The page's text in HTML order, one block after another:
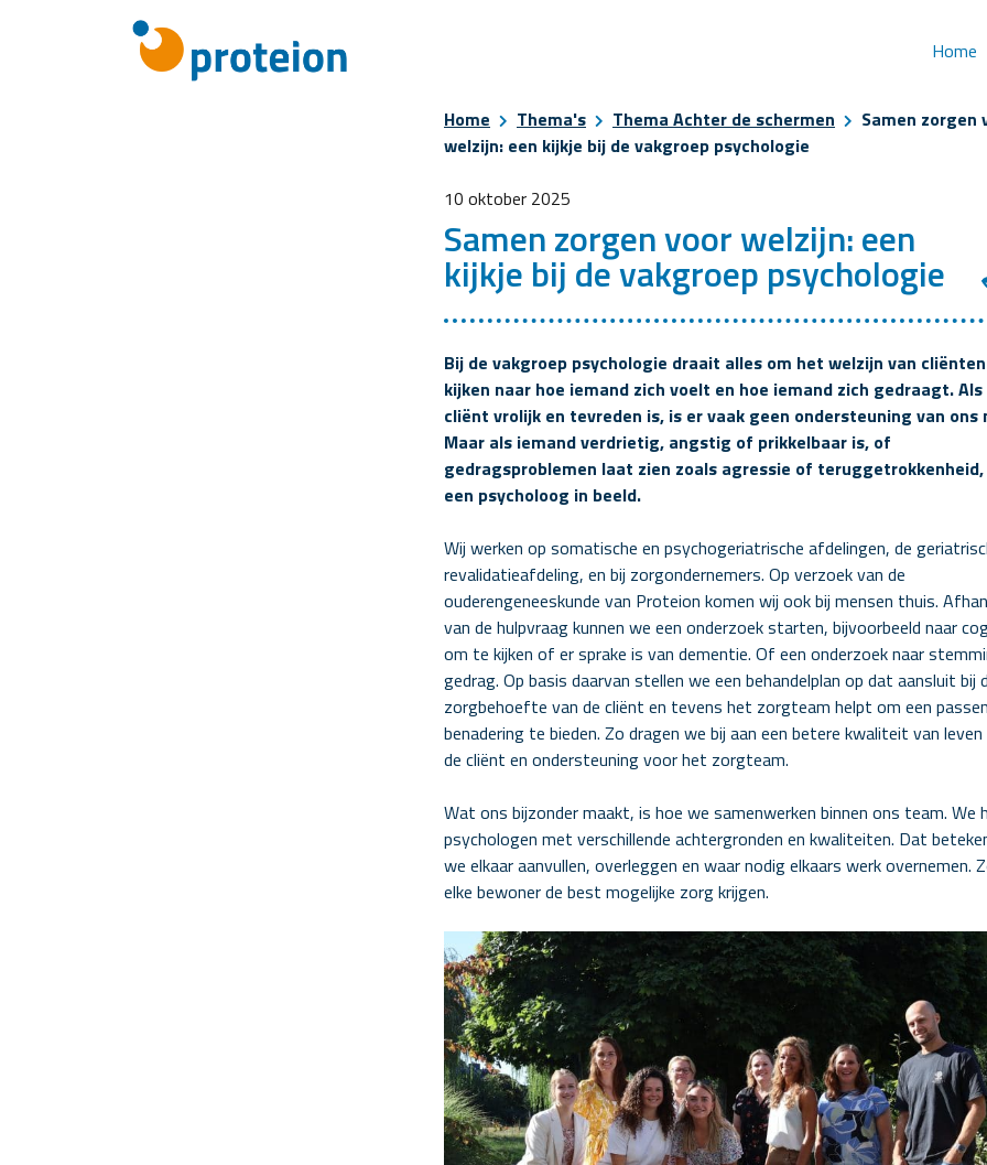
Home
Home Thema's Thema Achter de schermen
Samen zorgen
welzijn: een kijkje bij de vakgroep psychologie
10 oktober 2025
Samen zorgen voor welzijn: een
kijkje bij de vakgroep psychologie
Bij de vakgroep psychologie draait alles om het welzijn van
kijken naar hoe iemand zich voelt en hoe iemand zich gedraagt. Als
cliënt vrolijk en tevreden is, is er vaak geen ondersteuning van ons
Maar als iemand verdrietig, angstig of prikkelbaar is, of
gedragsproblemen laat zien zoals agressie of
een psycholoog in beeld.
Wij werken op somatische en psychogeriatrische afdelingen, de
revalidatieafdeling, en bij zorgondernemers. Op verzoek van de
ouderengeneeskunde van Proteion komen wij ook bij mensen thuis.
van de hulpvraag kunnen we een onderzoek starten, bijvoorbeeld naar
om te kijken of er sprake is van dementie. Of een onderzoek naar
gedrag. Op basis daarvan stellen we een behandelplan op dat aansluit bij
zorgbehoefte van de cliënt en tevens het zorgteam helpt om een
benadering te bieden. Zo dragen we bij aan een betere kwaliteit van
de cliënt en ondersteuning voor het zorgteam.
Wat ons bijzonder maakt, is hoe we samenwerken binnen ons team. We
psychologen met verschillende achtergronden en kwaliteiten. Dat
we elkaar aanvullen, overleggen en waar nodig elkaars werk overnemen.
elke bewoner de best mogelijke zorg krijgen.